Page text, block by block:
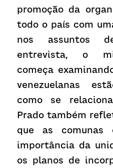
promoção da
todo o país com
nos assuntos
entrevista, o
começa
venezuelanas
como se
Prado também
que as comunas
importância da
os planos de